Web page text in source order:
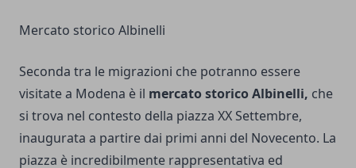
Mercato storico Albinelli
Seconda tra le migrazioni che potranno essere
visitate a Modena è il mercato storico Albinelli, che
si trova nel contesto della piazza XX Settembre,
inaugurata a partire dai primi anni del Novecento. La
piazza è incredibilmente rappresentativa ed